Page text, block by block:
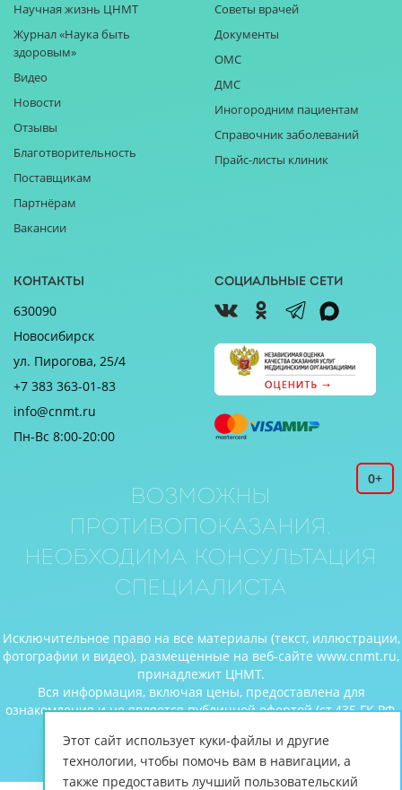
Научная жизнь ЦНМТ
Журнал «Наука быть
здоровым»
Видео
Новости
Отзывы
Благотворительность
Поставщикам
Партнёрам
Вакансии
Советы врачей
Документы
ОМС
ДМС
Иногородним пациентам
Справочник заболеваний
Прайс-листы клиник
Контакты
630090
Новосибирск
ул. Пирогова, 25/4
+7 383 363-01-83
info@cnmt.ru
Пн-Вс 8:00-20:00
Социальные сети
0+
Возможны
противопоказания.
Необходима консультация
специалиста
Исключительное право на все материалы (текст, иллюстрации,
фотографии и видео), размещенные на веб-сайте www.cnmt.ru,
принадлежит ЦНМТ.
Вся информация, включая цены, предоставлена для
ознакомления и не является публичной офертой (ст.435 ГК РФ,
© Центр новых медицинских технологий, 2026
Этот сайт использует куки-файлы и другие
технологии, чтобы помочь вам в навигации, а
также предоставить лучший пользовательский